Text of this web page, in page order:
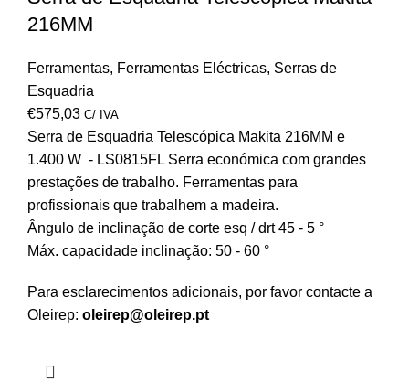
216MM
Ferramentas, Ferramentas Eléctricas, Serras de
Esquadria
€575,03 C/ IVA
Serra de Esquadria Telescópica Makita 216MM e
1.400 W - LS0815FL Serra económica com grandes
prestações de trabalho. Ferramentas para
profissionais que trabalhem a madeira.
Ângulo de inclinação de corte esq / drt 45 - 5 °
Máx. capacidade inclinação: 50 - 60 °
Para esclarecimentos adicionais, por favor contacte a
Oleirep: oleirep@oleirep.pt